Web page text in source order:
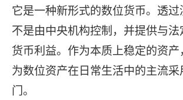
它是一种新形式的数位货币。透
不是由中央机构控制，并提供与
货币利益。作为本质上稳定的资
为数位资产在日常生活中的主流
门。